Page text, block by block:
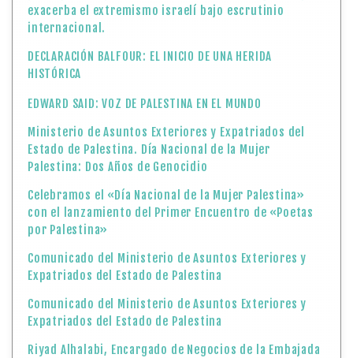
exacerba el extremismo israelí bajo escrutinio
internacional.
DECLARACIÓN BALFOUR: EL INICIO DE UNA HERIDA
HISTÓRICA
EDWARD SAID: VOZ DE PALESTINA EN EL MUNDO
Ministerio de Asuntos Exteriores y Expatriados del
Estado de Palestina. Día Nacional de la Mujer
Palestina: Dos Años de Genocidio
Celebramos el «Día Nacional de la Mujer Palestina»
con el lanzamiento del Primer Encuentro de «Poetas
por Palestina»
Comunicado del Ministerio de Asuntos Exteriores y
Expatriados del Estado de Palestina
Comunicado del Ministerio de Asuntos Exteriores y
Expatriados del Estado de Palestina
Riyad Alhalabi, Encargado de Negocios de la Embajada